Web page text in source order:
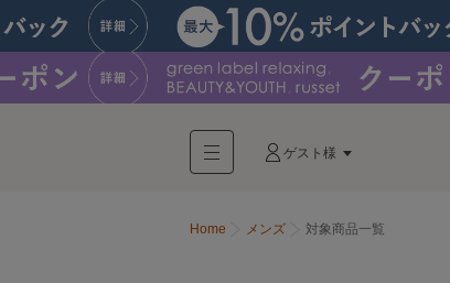
ゲスト様
Home メンズ 対象商品一覧